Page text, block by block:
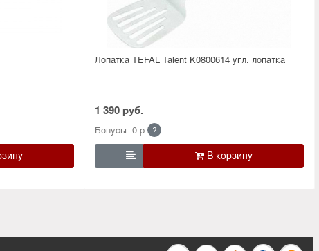
Лопатка TEFAL Talent K0800614 угл. лопатка
1 390 руб.
Бонусы: 0 р. ?
